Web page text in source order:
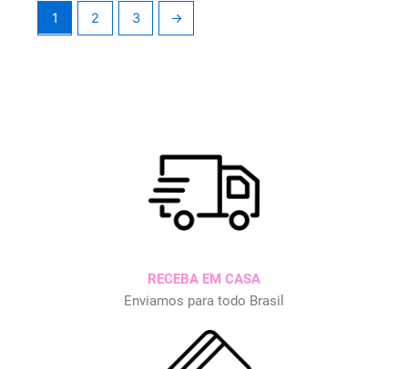
1 2 3 →
RECEBA EM CASA
Enviamos para todo Brasil